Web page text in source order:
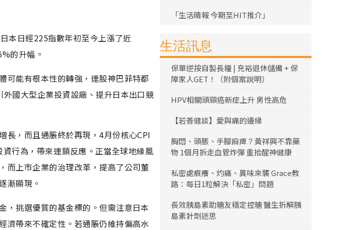
本日經225指數年初至今上漲了近
的升幅。
可能有根本性的轉強，連股神巴菲特都
國大型企業投資設廠、提升日本出口競
長，而且通脹終於再現，4月份核心CPI
行為，帶來連鎖反應。正當全球地緣風
而上市企業的治理改革，提高了公司董
漸顯現。
，挑選優質的基金標的。但需注意日本
濟帶來不確定性。若通脹仍維持偏高水
「生活晴報 今期至HIT推介」
生活訊息
保單逆按自製長糧 | 充裕退休儲備 + 保
障家人GET！（附個案說明）
HPV相關頭頸癌新症上升 男性高危
【若善健談】愛與痛的邊緣
胸悶、頭脹、手腳麻痺？黃祥興不靠藥
物 1個月拆走血管炸彈 重拾醒神健康
私密處痕癢、灼痛、異味來襲 Grace教
路：每日1粒解決「私密」問題
長效胰島素助糖友穩定控糖 醫生拆解胰
島素針劑迷思